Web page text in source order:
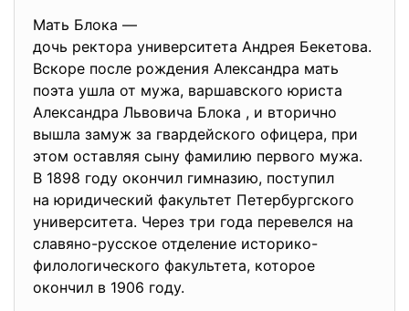
Мать Блока —
дочь ректора университета Андрея Бекетова.
Вскоре после рождения Александра мать
поэта ушла от мужа, варшавского юриста
Александра Львовича Блока , и вторично
вышла замуж за гвардейского офицера, при
этом оставляя сыну фамилию первого мужа.
В 1898 году окончил гимназию, поступил
на юридический факультет Петербургского
университета. Через три года перевелся на
славяно-русское отделение историко-
филологического факультета, которое
окончил в 1906 году.